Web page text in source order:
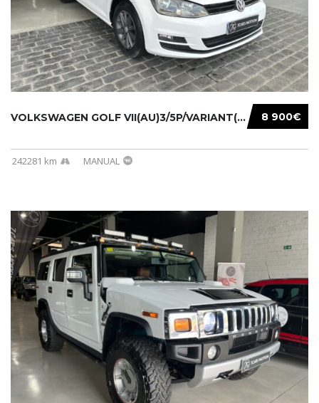
8 900€
VOLKSWAGEN GOLF VII(AU)3/5P/VARIANT(12-16 20...
242281 km MANUAL